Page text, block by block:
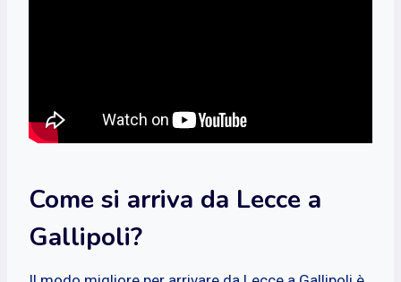
Come si arriva da Lecce a
Gallipoli?